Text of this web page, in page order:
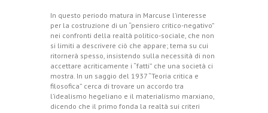
In questo periodo matura in Marcuse l’interesse
per la costruzione di un “pensiero critico-negativo”
nei confronti della realtà politico-sociale, che non
si limiti a descrivere ciò che appare; tema su cui
ritornerà spesso, insistendo sulla necessità di non
accettare acriticamente i “fatti” che una società ci
mostra. In un saggio del 1937 “Teoria critica e
filosofica” cerca di trovare un accordo tra
l’idealismo hegeliano e il materialismo marxiano,
dicendo che il primo fonda la realtà sui criteri